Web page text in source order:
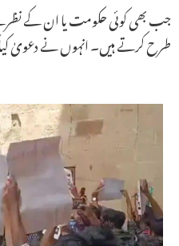
جب بھی کوئی حکومت یا ان کے
طرح کرتے ہیں۔ انہوں نے دعویٰ